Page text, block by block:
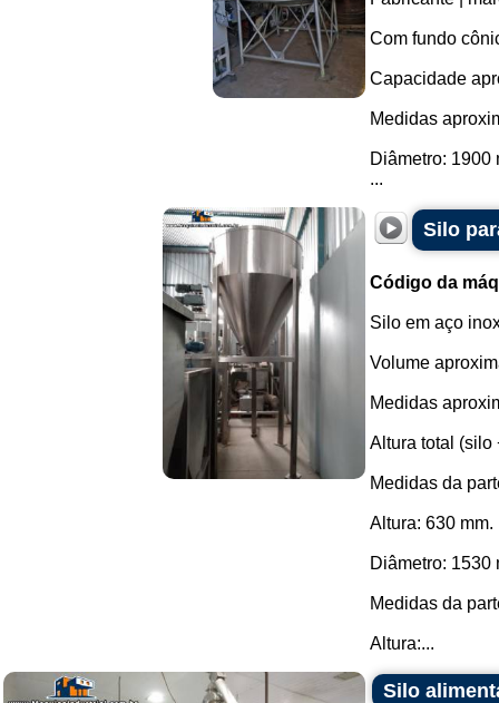
Com fundo
Capacidade
Medidas
Diâmetro: 1900
...
Silo
Código da
Silo em aço
Volume
Medidas
Altura total (silo
Medidas da
Altura: 630 mm.
Diâmetro: 1530
Medidas da
Altura:...
Silo